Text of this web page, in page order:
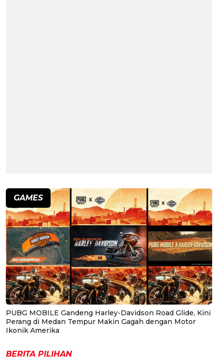
GAMES
PUBG MOBILE Gandeng Harley-Davidson Road Glide, Kini
Perang di Medan Tempur Makin Gagah dengan Motor
Ikonik Amerika
BERITA PILIHAN